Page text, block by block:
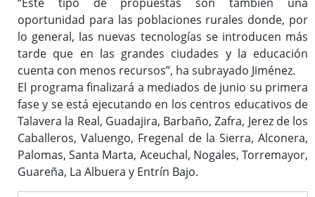
oportunidad para las poblaciones rurales donde, por
lo general, las nuevas tecnologías se introducen más
tarde que en las grandes ciudades y la educación
cuenta con menos recursos”, ha subrayado Jiménez.
El programa finalizará a mediados de junio su primera
fase y se está ejecutando en los centros educativos de
Talavera la Real, Guadajira, Barbaño, Zafra, Jerez de los
Caballeros, Valuengo, Fregenal de la Sierra, Alconera,
Palomas, Santa Marta, Aceuchal, Nogales, Torremayor,
Guareña, La Albuera y Entrín Bajo.